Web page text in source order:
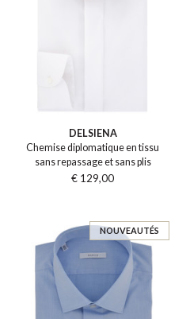
DELSIENA
Chemise diplomatique en tissu
sans repassage et sans plis
€ 129,00
NOUVEAUTÉS